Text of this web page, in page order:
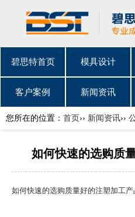
碧思特首页 模具设计
客户案例 新闻资讯
您所在的位置： 首页›› 新闻资讯››
如何快速的选购质
如何快速的选购质量好的注塑加工产